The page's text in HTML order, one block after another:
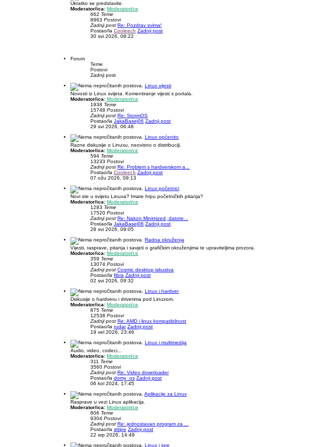
Ukratko se predstavite.
Moderator/ica: Moderatori/ce
662 Teme
8963 Postovi
Zadnji post Re: Pozdrav svima!
Postao/la Cooleech Zadnji post
30 svi 2026, 08:22
Forum
Teme
Postovi
Zadnji post
Linux vijesti
Novosti iz Linux svijeta. Komentiranje vijesti s portala.
Moderator/ica: Moderatori/ce
1938 Teme
15748 Postovi
Zadnji post Re: StormOS
Postao/la JakaBasej06 Zadnji post
29 svi 2026, 06:48
Linux općenito
Razne diskusije o Linuxu, neovisno o distribuciji.
Moderator/ica: Moderatori/ce
594 Teme
13233 Postovi
Zadnji post Re: Problem s hardverskom a...
Postao/la Cooleech Zadnji post
07 ožu 2026, 09:13
Linux početnici
Novi ste u svijetu Linuxa? Imate hrpu početničkih pitanja?
Moderator/ica: Moderatori/ce
1283 Teme
17520 Postovi
Zadnji post Re: Nakon Minimized, datote...
Postao/la JakaBasej06 Zadnji post
28 svi 2026, 09:05
Radna okruženja
Vijesti, rasprave, pitanja i savjeti o grafičkim okruženjima te upraviteljima prozora.
Moderator/ica: Moderatori/ce
359 Teme
13074 Postovi
Zadnji post Cosmic desktop iskustva
Postao/la fibra Zadnji post
02 svi 2026, 09:32
Linux i hardver
Diskusije o hardveru i driverima pod Linuxom.
Moderator/ica: Moderatori/ce
875 Teme
12538 Postovi
Zadnji post Re: AMD i linux kompatibilnost
Postao/la rudar Zadnji post
19 vel 2026, 23:46
Linux i multimedija
Audio, video, codeci...
Moderator/ica: Moderatori/ce
311 Teme
3560 Postovi
Zadnji post Re: Video downloader
Postao/la domy_os Zadnji post
06 kol 2024, 17:45
Aplikacije za Linux
Rasprave u vezi Linux aplikacija.
Moderator/ica: Moderatori/ce
806 Teme
9304 Postovi
Zadnji post Re: jednostavan program za ...
Postao/la sttipe Zadnji post
22 srp 2026, 14:49
Linux i igre